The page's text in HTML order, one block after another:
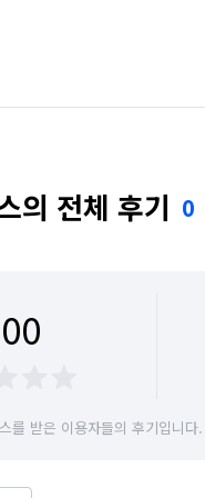
의 전체 후기 0
를 받은 이용자들의 후기입니다.